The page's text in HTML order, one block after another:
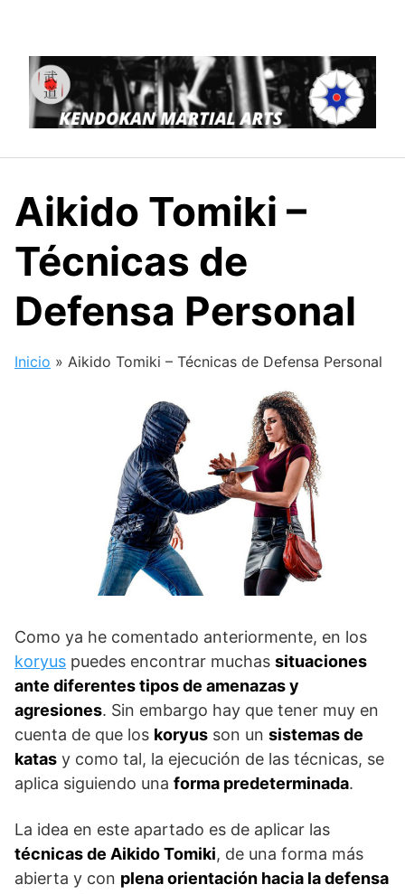
contenido
Aikido Tomiki –
Técnicas de
Defensa Personal
Inicio » Aikido Tomiki – Técnicas de Defensa Personal
Como ya he comentado anteriormente, en los
koryus puedes encontrar muchas situaciones
ante diferentes tipos de amenazas y
agresiones. Sin embargo hay que tener muy en
cuenta de que los koryus son un sistemas de
katas y como tal, la ejecución de las técnicas, se
aplica siguiendo una forma predeterminada.
La idea en este apartado es de aplicar las
técnicas de Aikido Tomiki, de una forma más
abierta y con plena orientación hacia la defensa